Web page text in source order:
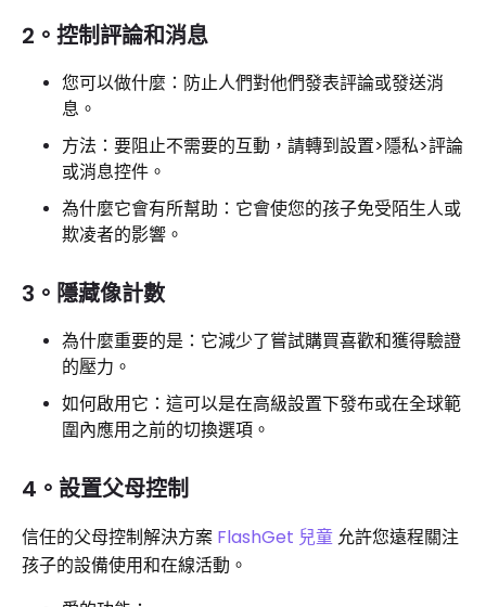
2。控制評論和消息
您可以做什麼：防止人們對他們發表評論或發送消
息。
方法：要阻止不需要的互動，請轉到設置>隱私>評論
或消息控件。
為什麼它會有所幫助：它會使您的孩子免受陌生人或
欺凌者的影響。
3。隱藏像計數
為什麼重要的是：它減少了嘗試購買喜歡和獲得驗證
的壓力。
如何啟用它：這可以是在高級設置下發布或在全球範
圍內應用之前的切換選項。
4。設置父母控制
信任的父母控制解決方案 FlashGet 兒童允許您遠程關注
孩子的設備使用和在線活動。